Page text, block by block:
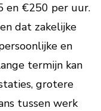
en €250 per uur.
dat zakelijke
en
termijn kan
grotere
tussen werk